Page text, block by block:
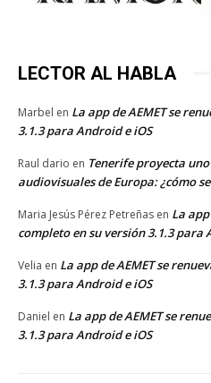
LECTOR AL HABLA
Marbel en La app de AEMET se
3.1.3 para Android e iOS
Raul dario en Tenerife proyecta
audiovisuales de Europa: ¿cómo
Maria Jesús Pérez Petreñas en La
completo en su versión 3.1.3 para
Velia en La app de AEMET se
3.1.3 para Android e iOS
Daniel en La app de AEMET se
3.1.3 para Android e iOS